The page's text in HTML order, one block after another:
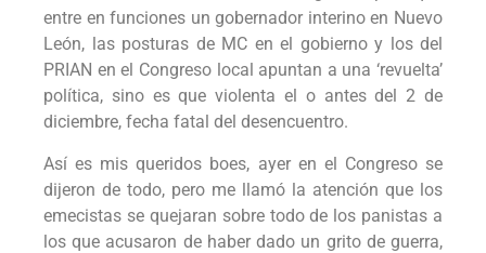
entre en funciones un gobernador interino en Nuevo
León, las posturas de MC en el gobierno y los del
PRIAN en el Congreso local apuntan a una ‘revuelta’
política, sino es que violenta el o antes del 2 de
diciembre, fecha fatal del desencuentro.
Así es mis queridos boes, ayer en el Congreso se
dijeron de todo, pero me llamó la atención que los
emecistas se quejaran sobre todo de los panistas a
los que acusaron de haber dado un grito de guerra,